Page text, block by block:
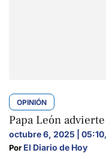
OPINIÓN
Papa León
octubre 6, 2025 | 05:10,
Por El Diario de Hoy